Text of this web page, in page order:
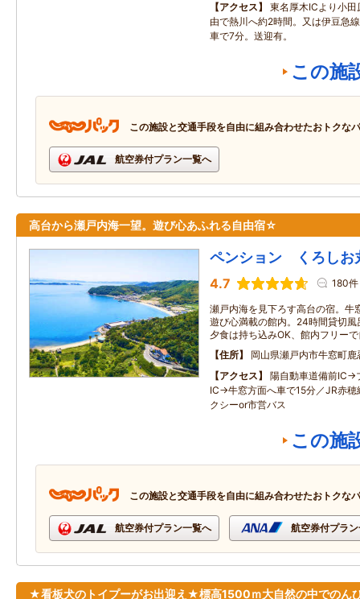
アクセス
東名厚木ICより小
由で熱川へ約2時間。又は伊豆急
車で7分。送迎有。
この施
この施設と交通手段を自由に組み合わせたおトクな
航空券付プラン一覧へ
高台から瀬戸内海一望。遊び心あふれる自由宿☆
ペンション くろしお
4.7 180件
瀬戸内海を見下ろす高台の宿。牛
遊び心満載の館内。24時間貸切
夕食は持ち込みOK、館内フリー
住所
岡山県瀬戸内市牛窓町
アクセス
陽自動車道備前IC→
IC→牛窓方面へ車で15分／JR赤穂
クシーor市営バス
この施
この施設と交通手段を自由に組み合わせたおトクな
航空券付プラン一覧へ 航空券付プラ
★看板犬のトイプーがお出迎え★標高1500ｍ大自然の中でのん